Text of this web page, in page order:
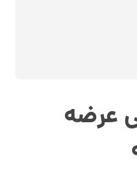
عرضه